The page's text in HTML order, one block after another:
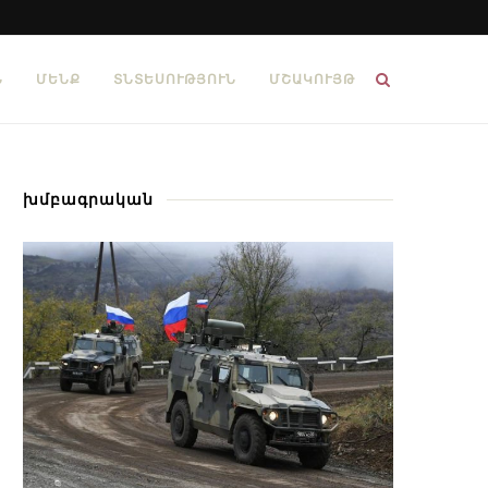
ՄԵՆՔ ՏՆՏԵՍՈՒԹՅՈՒՆ ՄՇԱԿՈՒՅԹ
խմբագրական